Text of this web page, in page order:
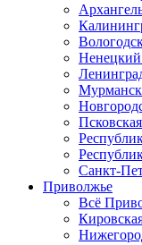
Санкт-
Приволжье
Всё